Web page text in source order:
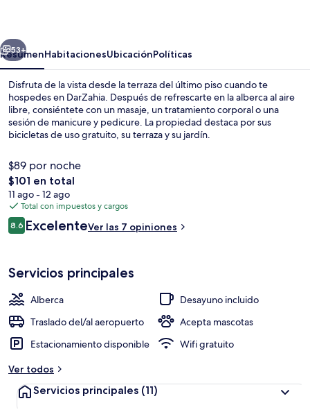
Siguiente
53+
ResumenHabitacionesUbicaciónPolíticas
Disfruta de la vista desde la terraza del último piso cuando te
hospedes en DarZahia. Después de refrescarte en la alberca al aire
libre, consiéntete con un masaje, un tratamiento corporal o una
sesión de manicure y pedicure. La propiedad destaca por sus
bicicletas de uso gratuito, su terraza y su jardín.
$89 por noche
El
precio
total
es
de
$101 en total
11 ago - 12 ago
Total con impuestos y cargos
Opiniones
8.68.6 de 10,
ExcelenteVer las 7 opiniones
Servicios principales
Alberca
Desayuno incluido
Traslado del/al aeropuerto
Acepta mascotas
Estacionamiento disponible
Wifi gratuito
Ver todos
Servicios principales (11)